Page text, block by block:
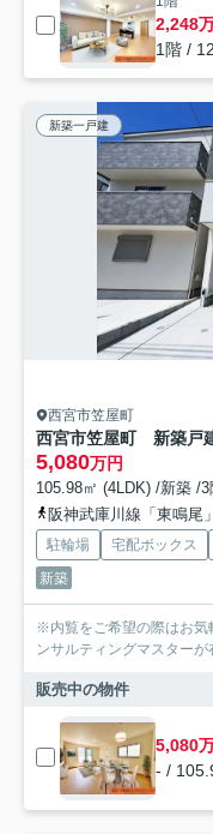
2,248
1階 /
新築一戸建
西宮市笠屋町
西宮市笠屋町 新築
5,080万円
105.98㎡ (4LDK) /新築 /3
阪神武庫川線「東鳴尾
駐輪場 宅配ボックス
新築
※内覧をご希望の際はお気軽にご連絡
ンサルティングマスターが
販売中の物件
5,080
- /